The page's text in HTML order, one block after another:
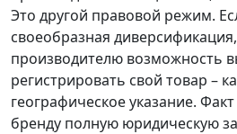
Это другой правовой режим.
своеобразная
производителю возможность
регистрировать свой товар –
географическое указание.
бренду полную юридическую